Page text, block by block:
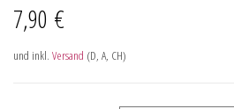
7,90 €
und inkl. Versand (D, A, CH)